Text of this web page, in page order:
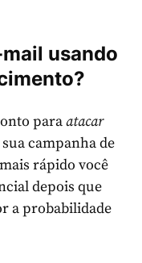
usando
paraatacar
campanha de
rápido você
depois que
a probabilidade